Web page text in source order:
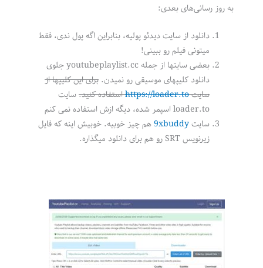
به روز رسانی‌های بعدی:
دانلود از سایت دیدئو پولیه، بنابراین اگه پول ندی، فقط
میتونی فیلم رو ببینی!
بعضی سایتها از جمله youtubeplaylist.cc جلوی
دانلود کلیپهای موسیقی رو نمیدن.برای این کلیپها از
سایتhttps://loader.toاستفاده کنید.سایت
loader.to اسپمر شده، دیگه ازش استفاده نمی کنم
سایت9xbuddy هم چیز خوبیه. خوبیش اینه که فایل
زیرنویس SRT رو هم برای دانلود میگذاره.